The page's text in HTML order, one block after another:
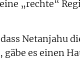
„rechte“
Netanjahu
gäbe es einen